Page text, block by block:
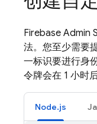
Firebase Admin
法。您至少需要
一标识要进行身
令牌会在 1 小时
Node.js